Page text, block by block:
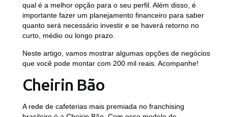
qual é a melhor opção para o seu perfil. Além disso, é
importante fazer um planejamento financeiro para saber
quanto será necessário investir e se haverá retorno no
curto, médio ou longo prazo.
Neste artigo, vamos mostrar algumas opções de negócios
que você pode montar com 200 mil reais. Acompanhe!
Cheirin Bão
A rede de cafeterias mais premiada no franchising